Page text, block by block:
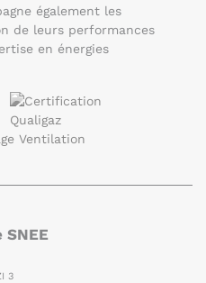
également les
de leurs performances
en énergies
SNEE
3